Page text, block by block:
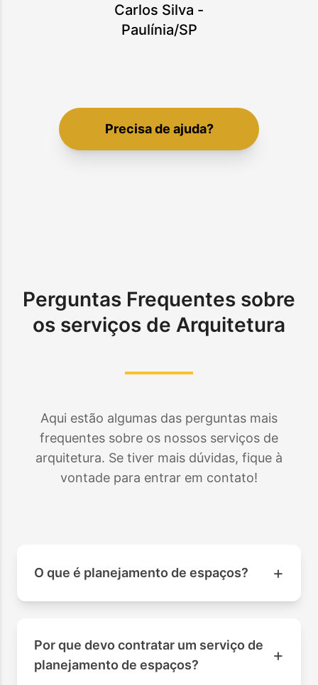
Carlos Silva -
Paulínia/SP
Precisa de ajuda?
Perguntas Frequentes sobre
os serviços de Arquitetura
Aqui estão algumas das perguntas mais
frequentes sobre os nossos serviços de
arquitetura. Se tiver mais dúvidas, fique à
vontade para entrar em contato!
O que é planejamento de espaços? +
Por que devo contratar um serviço de
planejamento de espaços?
+